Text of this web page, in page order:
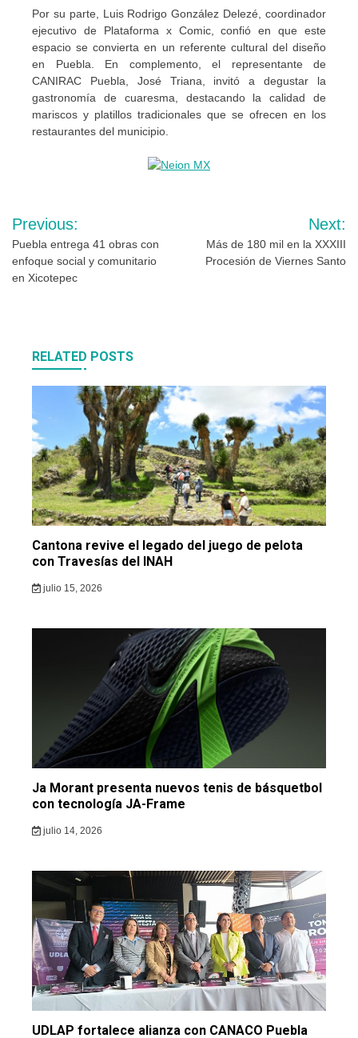
Por su parte, Luis Rodrigo González Delezé, coordinador
ejecutivo de Plataforma x Comic, confió en que este
espacio se convierta en un referente cultural del diseño
en Puebla. En complemento, el representante de
CANIRAC Puebla, José Triana, invitó a degustar la
gastronomía de cuaresma, destacando la calidad de
mariscos y platillos tradicionales que se ofrecen en los
restaurantes del municipio.
Navegación
de
entradas
Previous:
Puebla entrega 41 obras con
enfoque social y comunitario
en Xicotepec
Next:
Más de 180 mil en la XXXIII
Procesión de Viernes Santo
RELATED POSTS
Cantona revive el legado del juego de pelota
con Travesías del INAH
julio 15, 2026
Ja Morant presenta nuevos tenis de básquetbol
con tecnología JA-Frame
julio 14, 2026
UDLAP fortalece alianza con CANACO Puebla